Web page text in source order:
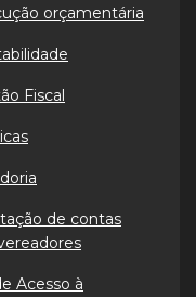
orçamentária
Fiscal
de contas
Acesso à